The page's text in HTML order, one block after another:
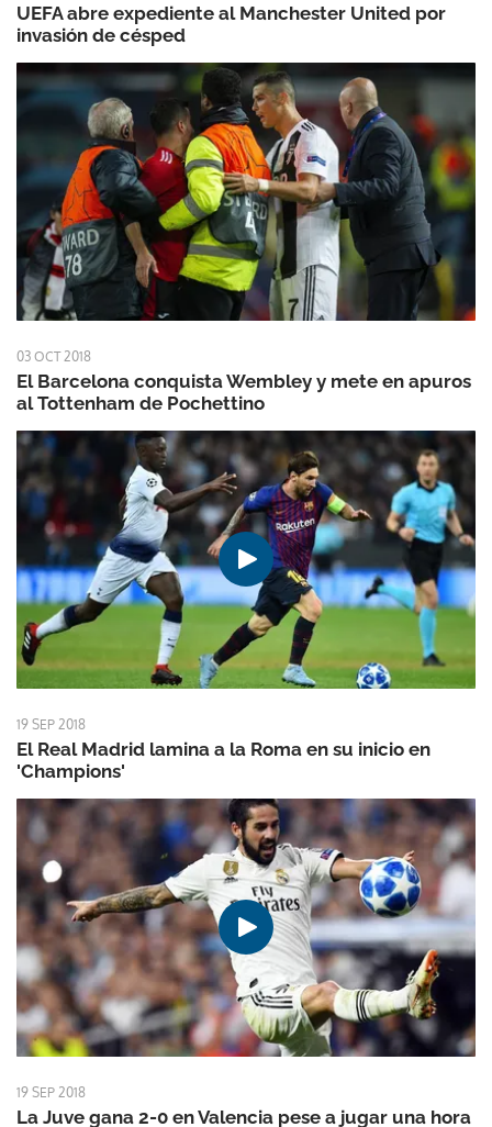
UEFA abre expediente al Manchester United por
invasión de césped
03 OCT 2018
El Barcelona conquista Wembley y mete en apuros
al Tottenham de Pochettino
19 SEP 2018
El Real Madrid lamina a la Roma en su inicio en
'Champions'
19 SEP 2018
La Juve gana 2-0 en Valencia pese a jugar una hora